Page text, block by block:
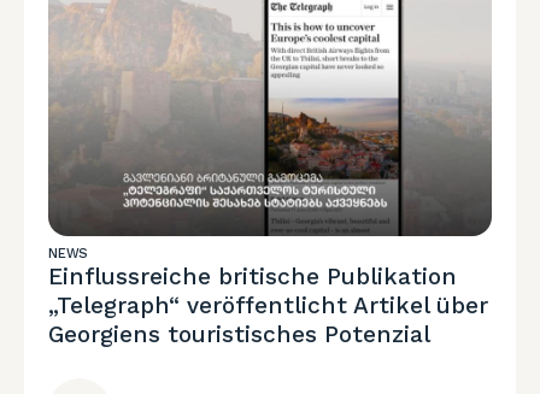
NEWS
Einflussreiche britische Publikation
„Telegraph“ veröffentlicht Artikel über
Georgiens touristisches Potenzial